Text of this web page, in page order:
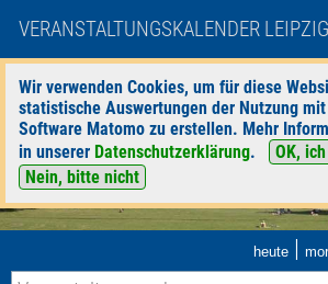
VERANSTALTUNGSKALENDER LEIPZIG
Wir verwenden Cookies, um für diese
statistische Auswertungen der Nutzung
Software Matomo zu erstellen. Mehr
in unserer Datenschutzerklärung.
OK,
Nein, bitte nicht
heute |